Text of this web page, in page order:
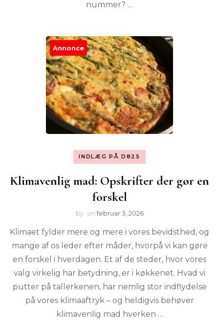
nummer? …
Annonce
INDLÆG PÅ D825
Klimavenlig mad: Opskrifter der gør en
forskel
by onfebruar 3, 2026
Klimaet fylder mere og mere i vores bevidsthed, og
mange af os leder efter måder, hvorpå vi kan gøre
en forskel i hverdagen. Et af de steder, hvor vores
valg virkelig har betydning, er i køkkenet. Hvad vi
putter på tallerkenen, har nemlig stor indflydelse
på vores klimaaftryk – og heldigvis behøver
klimavenlig mad hverken …